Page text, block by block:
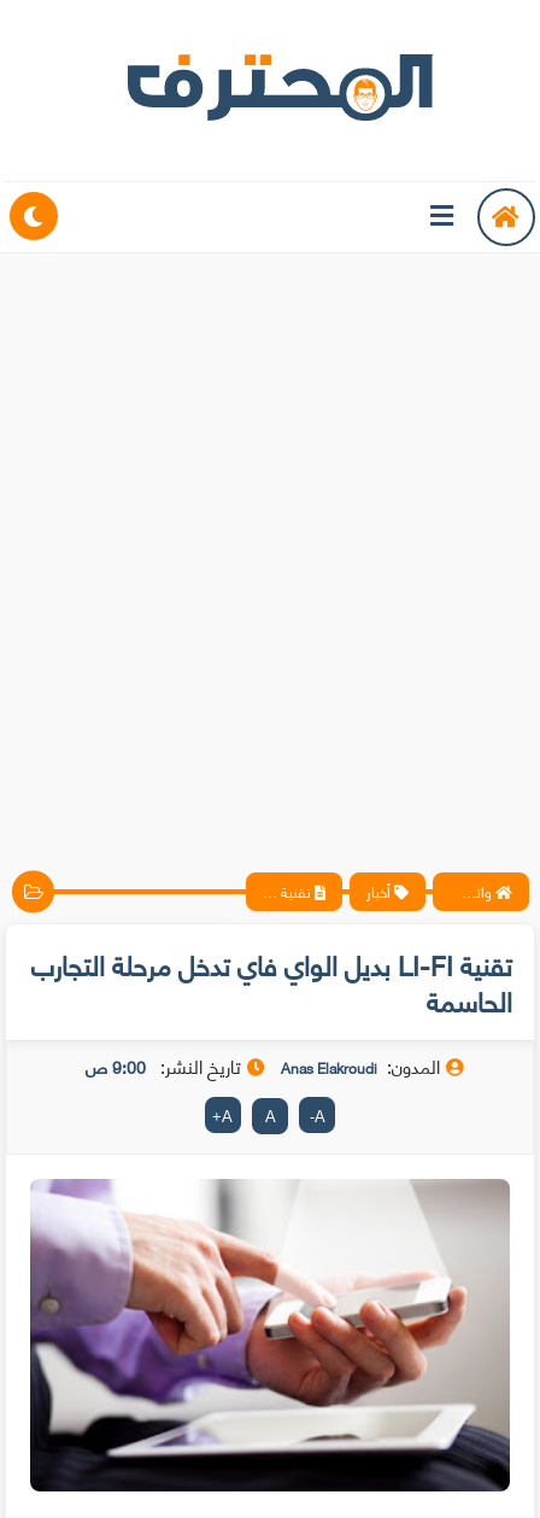
واتس آب ، فيسبوك ، أنترنت ، شروحات تقنية حصرية - المحترف أخبار تقنية LI-FI بديل الواي فاي تدخل مرحلة التجارب الحاسمة
تقنية LI-FI بديل الواي فاي تدخل مرحلة التجارب
الحاسمة
المدون: Anas Elakroudi تاريخ النشر: 9:00 ص
A
-
A
A
+